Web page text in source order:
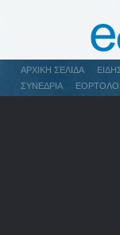
ΑΡΧΙΚΉ ΣΕΛΊΔΑ
ΣΥΝΈΔΡΙΑ